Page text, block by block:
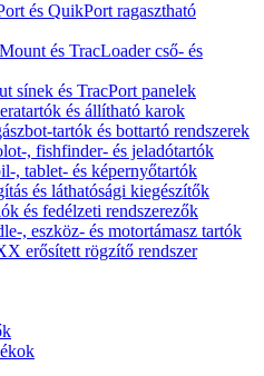
és QuikPort ragasztható
és TracLoader cső- és
és TracPort panelek
és állítható karok
tartók és bottartó rendszerek
, fishfinder- és jeladótartók
tablet- és képernyőtartók
és láthatósági kiegészítők
és fedélzeti rendszerezők
, eszköz- és motortámasz tartók
erősített rögzítő rendszer